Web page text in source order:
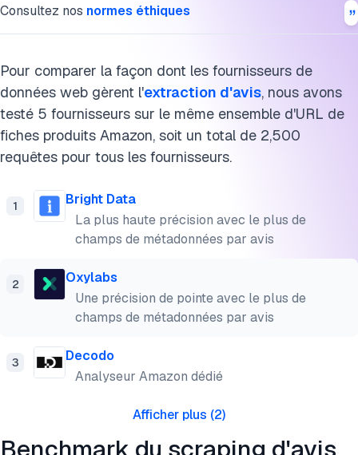
Consultez nos normes éthiques
Pour comparer la façon dont les fournisseurs de
données web gèrent l'extraction d'avis, nous avons
testé 5 fournisseurs sur le même ensemble d'URL de
fiches produits Amazon, soit un total de 2,500
requêtes pour tous les fournisseurs.
1
Bright Data
La plus haute précision avec le plus de
champs de métadonnées par avis
2
Oxylabs
Une précision de pointe avec le plus de
champs de métadonnées par avis
3
Decodo
Analyseur Amazon dédié
Afficher plus (2)